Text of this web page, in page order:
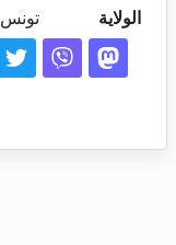
الولاية تونس